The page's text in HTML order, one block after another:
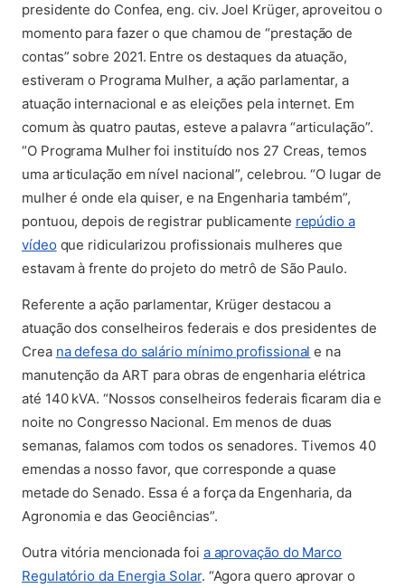
presidente do Confea, eng. civ. Joel Krüger, aproveitou o
momento para fazer o que chamou de “prestação de
contas” sobre 2021. Entre os destaques da atuação,
estiveram o Programa Mulher, a ação parlamentar, a
atuação internacional e as eleições pela internet. Em
comum às quatro pautas, esteve a palavra “articulação”.
“O Programa Mulher foi instituído nos 27 Creas, temos
uma articulação em nível nacional”, celebrou. “O lugar de
mulher é onde ela quiser, e na Engenharia também”,
pontuou, depois de registrar publicamente repúdio a
vídeo(abre em nova aba)
que ridicularizou profissionais mulheres que
estavam à frente do projeto do metrô de São Paulo.
Referente a ação parlamentar, Krüger destacou a
atuação dos conselheiros federais e dos presidentes de
Crea na defesa do salário mínimo profissional (abre em nova
e na
manutenção da ART para obras de engenharia elétrica
até 140 kVA. “Nossos conselheiros federais ficaram dia e
noite no Congresso Nacional. Em menos de duas
semanas, falamos com todos os senadores. Tivemos 40
emendas a nosso favor, que corresponde a quase
metade do Senado. Essa é a força da Engenharia, da
Agronomia e das Geociências”.
Outra vitória mencionada foi a aprovação do Marco
Regulatório da Energia Solar(abre em nova aba)
. “Agora quero aprovar o